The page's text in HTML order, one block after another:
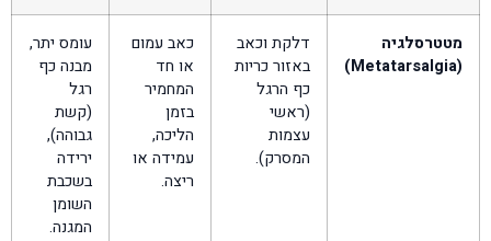
מטטרסלגיה
(Metatarsalgia)
דלקת וכאב
באזור כריות
כף הרגל
(ראשי
עצמות
המסרק).
כאב עמום
או חד
המחמיר
בזמן
הליכה,
עמידה או
ריצה.
עומס יתר,
מבנה כף
רגל
(קשת
גבוהה),
ירידה
בשכבת
השומן
המגנה.